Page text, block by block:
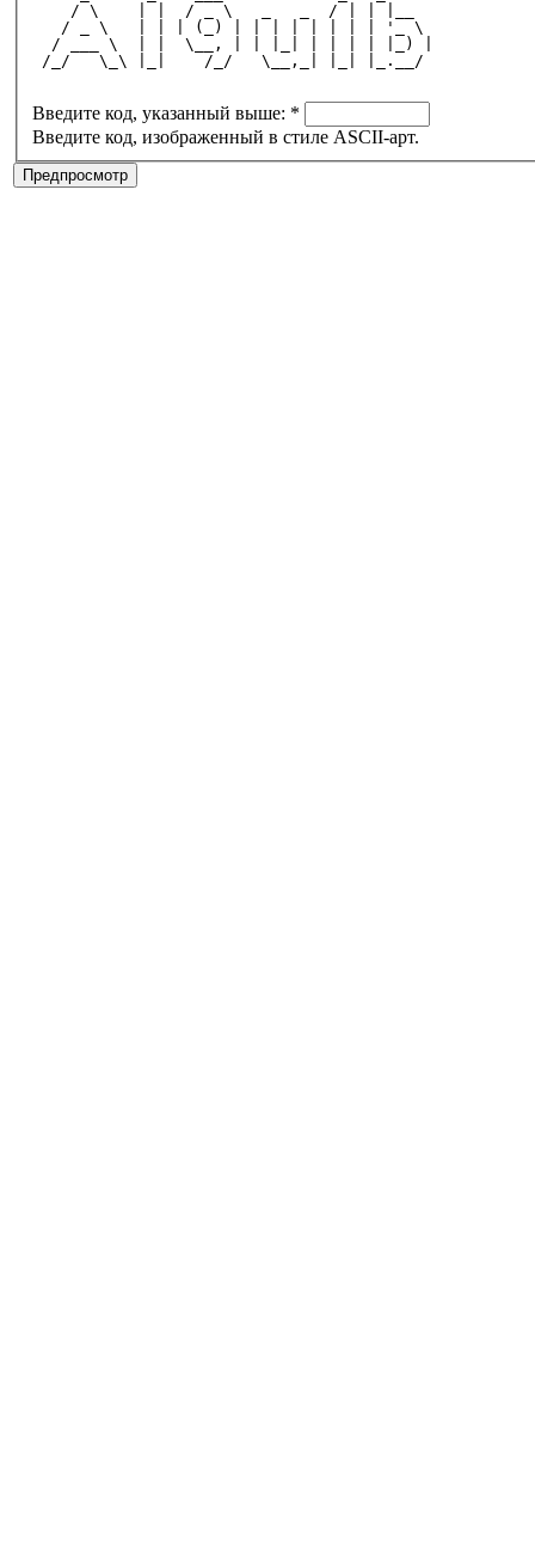
    / \    | |  / _ \   _   _  / | | |__
   / _ \   | | | (_) | | | | | | | | '_ \
  / ___ \  | |  \__, | | |_| | | | | |_) |
/_/   \_\ |_|    /_/   \__,_| |_| |_.__/
Введите код, указанный выше: *
Введите код, изображенный в стиле ASCII-арт.